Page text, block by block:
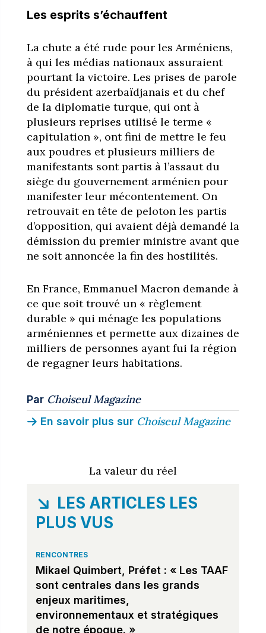
Les esprits s’échauffent
La chute a été rude pour les Arméniens,
à qui les médias nationaux assuraient
pourtant la victoire. Les prises de parole
du président azerbaïdjanais et du chef
de la diplomatie turque, qui ont à
plusieurs reprises utilisé le terme «
capitulation », ont fini de mettre le feu
aux poudres et plusieurs milliers de
manifestants sont partis à l’assaut du
siège du gouvernement arménien pour
manifester leur mécontentement. On
retrouvait en tête de peloton les partis
d’opposition, qui avaient déjà demandé la
démission du premier ministre avant que
ne soit annoncée la fin des hostilités.
En France, Emmanuel Macron demande à
ce que soit trouvé un « règlement
durable » qui ménage les populations
arméniennes et permette aux dizaines de
milliers de personnes ayant fui la région
de regagner leurs habitations.
Par Choiseul Magazine
En savoir plus sur Choiseul Magazine
La valeur du réel
LES ARTICLES LES
PLUS VUS
RENCONTRES
Mikael Quimbert, Préfet : « Les TAAF
sont centrales dans les grands
enjeux maritimes,
environnementaux et stratégiques
de notre époque. »